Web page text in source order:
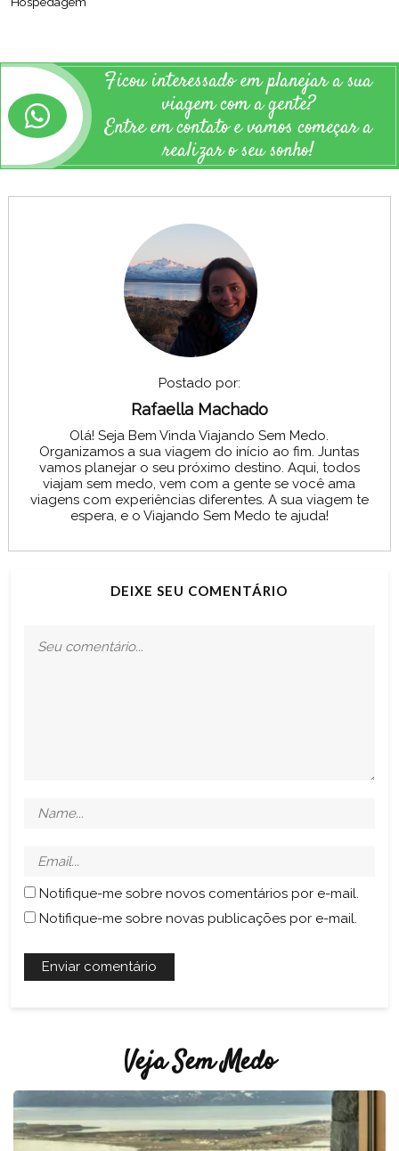
Ficou interessado em planejar a sua
viagem com a gente?
Entre em contato e vamos começar a
realizar o seu sonho!
Postado por:
Rafaella Machado
Olá! Seja Bem Vinda Viajando Sem Medo.
Organizamos a sua viagem do início ao fim. Juntas
vamos planejar o seu próximo destino. Aqui, todos
viajam sem medo, vem com a gente se você ama
viagens com experiências diferentes. A sua viagem te
espera, e o Viajando Sem Medo te ajuda!
DEIXE SEU COMENTÁRIO
Notifique-me sobre novos comentários por e-mail.
Notifique-me sobre novas publicações por e-mail.
Veja Sem Medo